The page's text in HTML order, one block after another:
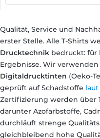
Qualität, Service und
erster Stelle. Alle T-Shirts
Drucktechnik bedruckt: für
Ergebnisse. Wir verwenden
Digitaldrucktinten (Oeko-
geprüft auf Schadstoffe laut
Zertifizierung werden über
darunter Azofarbstoffe,
durchläuft strenge
gleichbleibend hohe